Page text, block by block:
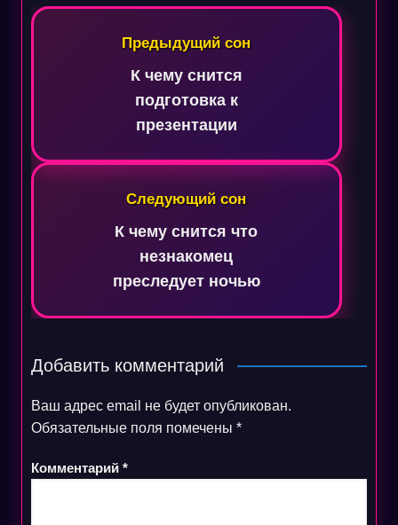
Навигация
Предыдущий сон
К чему снится
подготовка к
презентации
Следующий сон
К чему снится что
незнакомец
преследует ночью
Добавить комментарий
Ваш адрес email не будет опубликован.
Обязательные поля помечены *
Комментарий *